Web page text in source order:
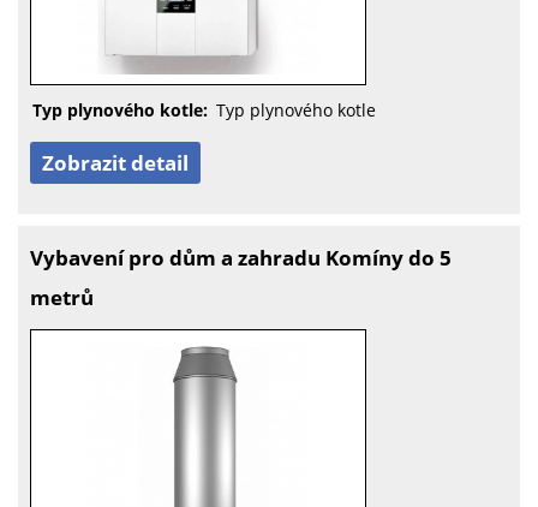
Typ plynového kotle: Typ plynového kotle
Zobrazit detail
Vybavení pro dům a zahradu Komíny do 5
metrů